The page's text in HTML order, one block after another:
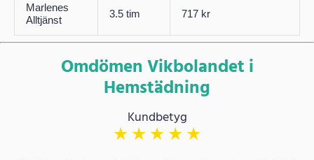
Marlenes
Alltjänst
3.5 tim 717 kr
Omdömen Vikbolandet i
Hemstädning
Kundbetyg
★★★★★